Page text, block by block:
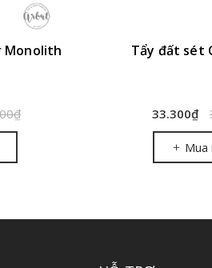
Monolith Tẩy đất sét
33.300₫
Mua